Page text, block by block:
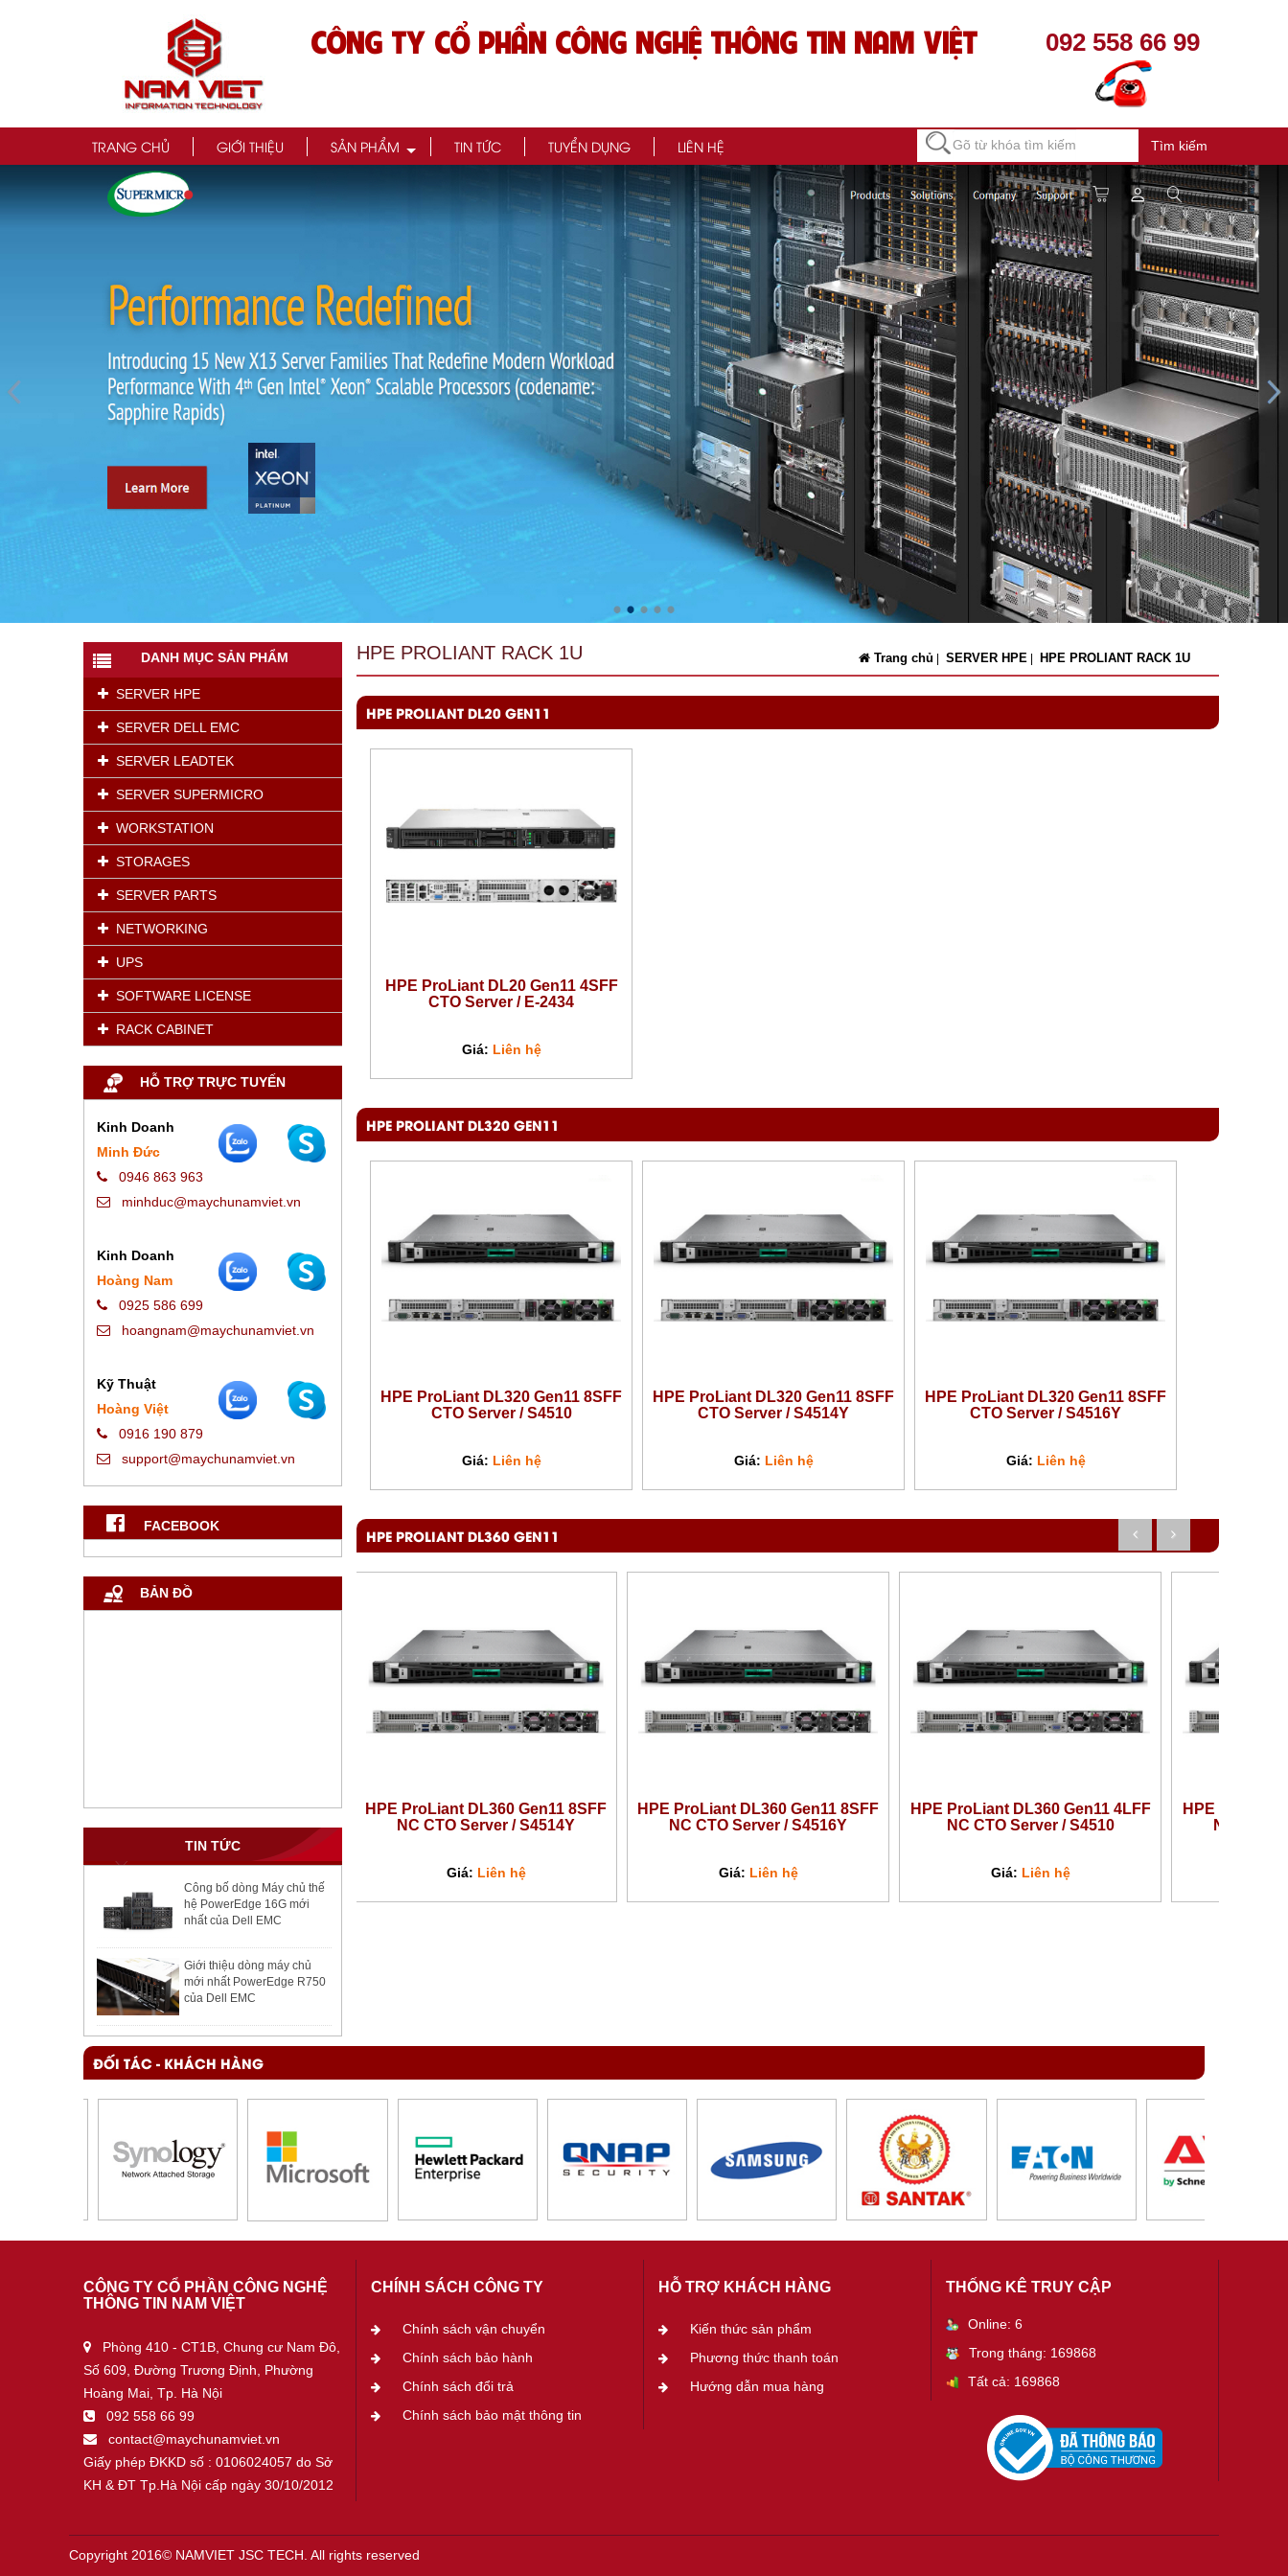
CÔNG TY CỔ PHẦN CÔNG NGHỆ THÔNG TIN NAM VIỆT 092 558 66 99
TRANG CHỦ GIỚI THIỆU SẢN PHẨM TIN TỨC TUYỂN DỤNG LIÊN HỆ Tìm kiếm
DANH MỤC SẢN PHẨM
SERVER HPE
SERVER DELL EMC
SERVER LEADTEK
SERVER SUPERMICRO
WORKSTATION
STORAGES
SERVER PARTS
NETWORKING
UPS
SOFTWARE LICENSE
RACK CABINET
HỖ TRỢ TRỰC TUYẾN
Kinh Doanh
Minh Đức
0946 863 963
minhduc@maychunamviet.vn
Kinh Doanh
Hoàng Nam
0925 586 699
hoangnam@maychunamviet.vn
Kỹ Thuật
Hoàng Việt
0916 190 879
support@maychunamviet.vn
FACEBOOK
BẢN ĐỒ
TIN TỨC
Công bố dòng Máy chủ thế
hệ PowerEdge 16G mới
nhất của Dell EMC
Giới thiệu dòng máy chủ
mới nhất PowerEdge R750
của Dell EMC
Trang chủ SERVER HPE HPE PROLIANT RACK 1U
HPE PROLIANT RACK 1U
HPE PROLIANT DL20 GEN11
HPE ProLiant DL20 Gen11 4SFF
CTO Server / E-2434
Giá: Liên hệ
HPE PROLIANT DL320 GEN11
HPE ProLiant DL320 Gen11 8SFF
CTO Server / S4510
Giá: Liên hệ
HPE ProLiant DL320 Gen11 8SFF
CTO Server / S4514Y
Giá: Liên hệ
HPE ProLiant DL320 Gen11 8SFF
CTO Server / S4516Y
Giá: Liên hệ
HPE PROLIANT DL360 GEN11
HPE ProLiant DL360 Gen11 8SFF
NC CTO Server / S4510
HPE ProLiant DL360 Gen11 8SFF
NC CTO Server / S4514Y
Giá: Liên hệ
HPE ProLiant DL360 Gen11 8SFF
NC CTO Server / S4516Y
Giá: Liên hệ
HPE ProLiant DL360 Gen11 4LFF
NC CTO Server / S4510
Giá: Liên hệ
HPE ProLiant
NC CTO
ĐỐI TÁC - KHÁCH HÀNG
CÔNG TY CỔ PHẦN CÔNG NGHỆ
THÔNG TIN NAM VIỆT
Phòng 410 - CT1B, Chung cư Nam Đô,
Số 609, Đường Trương Định, Phường
Hoàng Mai, Tp. Hà Nội
092 558 66 99
contact@maychunamviet.vn
Giấy phép ĐKKD số : 0106024057 do Sở
KH & ĐT Tp.Hà Nội cấp ngày 30/10/2012
CHÍNH SÁCH CÔNG TY
Chính sách vận chuyển
Chính sách bảo hành
Chính sách đổi trả
Chính sách bảo mật thông tin
HỖ TRỢ KHÁCH HÀNG
Kiến thức sản phẩm
Phương thức thanh toán
Hướng dẫn mua hàng
THỐNG KÊ TRUY CẬP
Online: 6
Trong tháng: 169868
Tất cả: 169868
Copyright 2016© NAMVIET JSC TECH. All rights reserved